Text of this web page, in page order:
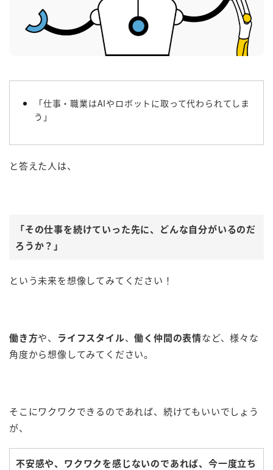
「仕事・職業はAIやロボットに取って代わられてしま
う」
と答えた人は、
「その仕事を続けていった先に、どんな自分がいるのだ
ろうか？」
という未来を想像してみてください！
働き方や、 ライフスタイル、働く仲間の表情など、様々な
角度から想像してみてください。
そこにワクワクできるのであれば、続けてもいいでしょう
が、
不安感や、ワクワクを感じないのであれば、今一度立ち